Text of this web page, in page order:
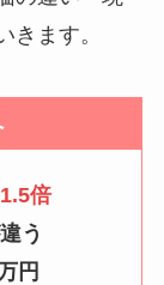
きます。
1.5倍
う
円